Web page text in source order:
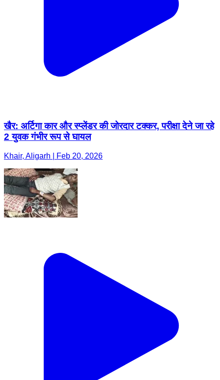
खैर: अर्टिगा कार और स्प्लेंडर की जोरदार टक्कर, परीक्षा देने जा रहे
2 युवक गंभीर रूप से घायल
Khair, Aligarh | Feb 20, 2026